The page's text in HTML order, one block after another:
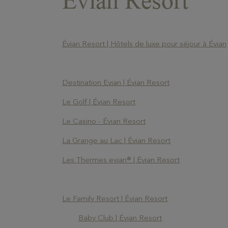
NOS ÉTABLISSEMENTS
Évian Resort | Hôtels de luxe pour séjour à Évian
Destination Evian | Évian Resort
Le Golf | Évian Resort
Le Casino - Évian Resort
La Grange au Lac | Évian Resort
Les Thermes evian® | Évian Resort
Le Family Resort | Évian Resort
Baby Club | Évian Resort